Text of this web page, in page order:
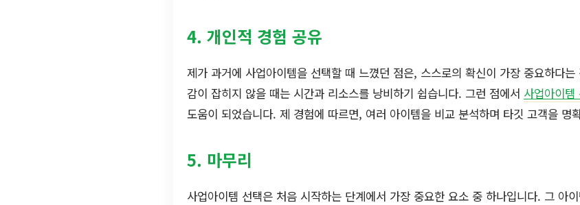
4. 개인적 경험 공유
제가 과거에 사업아이템을 선택할 때 느꼈던 점은, 스스로의 확신이 가장 중요하다
감이 잡히지 않을 때는 시간과 리소스를 낭비하기 쉽습니다. 그런 점에서 사업아이템
도움이 되었습니다. 제 경험에 따르면, 여러 아이템을 비교 분석하며 타깃 고객을 명
5. 마무리
사업아이템 선택은 처음 시작하는 단계에서 가장 중요한 요소 중 하나입니다. 그 아